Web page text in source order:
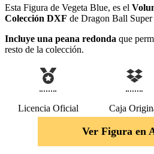
Esta Figura de Vegeta Blue, es el
Colección DXF de Dragon Ball
Incluye una peana redonda que
resto de la colección.
Licencia Oficial Caja
Ver Figura en